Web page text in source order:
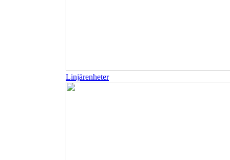
Linjärenheter